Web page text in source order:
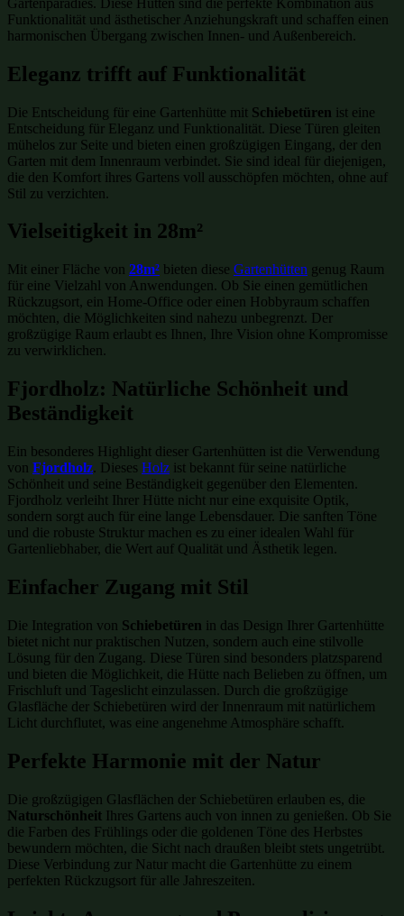
Funktionalität und ästhetischer Anziehungskraft und schaffen einen
harmonischen Übergang zwischen Innen- und Außenbereich.
Eleganz trifft auf Funktionalität
Die Entscheidung für eine Gartenhütte mit Schiebetüren ist eine
Entscheidung für Eleganz und Funktionalität. Diese Türen gleiten
mühelos zur Seite und bieten einen großzügigen Eingang, der den
Garten mit dem Innenraum verbindet. Sie sind ideal für diejenigen,
die den Komfort ihres Gartens voll ausschöpfen möchten, ohne auf
Stil zu verzichten.
Vielseitigkeit in 28m²
Mit einer Fläche von 28m² bieten diese Gartenhütten genug Raum
für eine Vielzahl von Anwendungen. Ob Sie einen gemütlichen
Rückzugsort, ein Home-Office oder einen Hobbyraum schaffen
möchten, die Möglichkeiten sind nahezu unbegrenzt. Der
großzügige Raum erlaubt es Ihnen, Ihre Vision ohne Kompromisse
zu verwirklichen.
Fjordholz: Natürliche Schönheit und
Beständigkeit
Ein besonderes Highlight dieser Gartenhütten ist die Verwendung
von Fjordholz. Dieses Holz ist bekannt für seine natürliche
Schönheit und seine Beständigkeit gegenüber den Elementen.
Fjordholz verleiht Ihrer Hütte nicht nur eine exquisite Optik,
sondern sorgt auch für eine lange Lebensdauer. Die sanften Töne
und die robuste Struktur machen es zu einer idealen Wahl für
Gartenliebhaber, die Wert auf Qualität und Ästhetik legen.
Einfacher Zugang mit Stil
Die Integration von Schiebetüren in das Design Ihrer Gartenhütte
bietet nicht nur praktischen Nutzen, sondern auch eine stilvolle
Lösung für den Zugang. Diese Türen sind besonders platzsparend
und bieten die Möglichkeit, die Hütte nach Belieben zu öffnen, um
Frischluft und Tageslicht einzulassen. Durch die großzügige
Glasfläche der Schiebetüren wird der Innenraum mit natürlichem
Licht durchflutet, was eine angenehme Atmosphäre schafft.
Perfekte Harmonie mit der Natur
Die großzügigen Glasflächen der Schiebetüren erlauben es, die
Naturschönheit Ihres Gartens auch von innen zu genießen. Ob Sie
die Farben des Frühlings oder die goldenen Töne des Herbstes
bewundern möchten, die Sicht nach draußen bleibt stets ungetrübt.
Diese Verbindung zur Natur macht die Gartenhütte zu einem
perfekten Rückzugsort für alle Jahreszeiten.